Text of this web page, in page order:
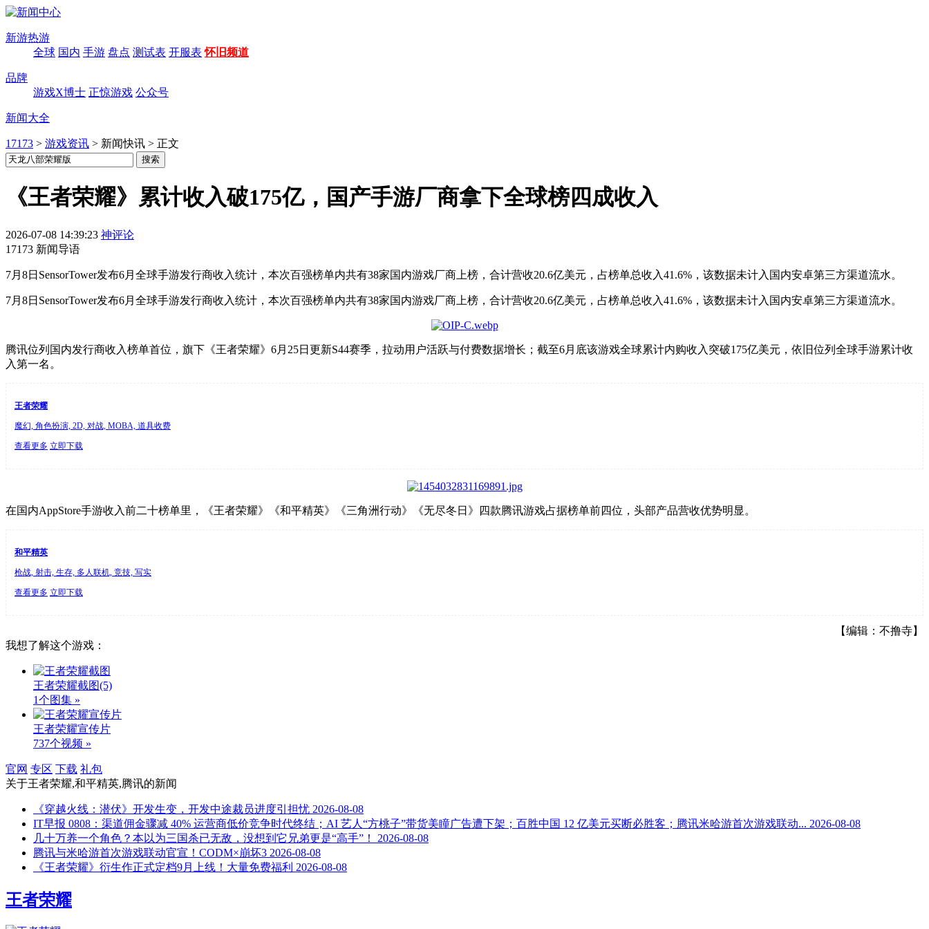
新游热游
全球 国内 手游 盘点 测试表 开服表 怀旧频道
品牌
游戏X博士 正惊游戏 公众号
新闻大全
17173 > 游戏资讯 > 新闻快讯 > 正文
《王者荣耀》累计收入破175亿，国产手游厂商拿下全球榜四成收入
2026-07-08 14:39:23 神评论
17173 新闻导语
7月8日SensorTower发布6月全球手游发行商收入统计，本次百强榜单内共有38家国内游戏厂商上榜，合计营收20.6亿美元，占榜单总收入41.6%，该数据未计入国内安卓第三方渠道流水。
7月8日SensorTower发布6月全球手游发行商收入统计，本次百强榜单内共有38家国内游戏厂商上榜，合计营收20.6亿美元，占榜单总收入41.6%，该数据未计入国内安卓第三方渠道流水。
腾讯位列国内发行商收入榜单首位，旗下《王者荣耀》6月25日更新S44赛季，拉动用户活跃与付费数据增长；截至6月底该游戏全球累计内购收入突破175亿美元，依旧位列全球手游累计收
入第一名。
王者荣耀
魔幻, 角色扮演, 2D, 对战, MOBA, 道具收费
查看更多 立即下载
在国内AppStore手游收入前二十榜单里，《王者荣耀》《和平精英》《三角洲行动》《无尽冬日》四款腾讯游戏占据榜单前四位，头部产品营收优势明显。
和平精英
枪战, 射击, 生存, 多人联机, 竞技, 写实
查看更多 立即下载
【编辑：不撸寺】
我想了解这个游戏：
王者荣耀截图(5)
1个图集 »
王者荣耀宣传片
737个视频 »
官网 专区 下载 礼包
关于王者荣耀,和平精英,腾讯的新闻
《穿越火线：潜伏》开发生变，开发中途裁员进度引担忧 2026-08-08
IT早报 0808：渠道佣金骤减 40% 运营商低价竞争时代终结；AI 艺人“方桃子”带货美瞳广告遭下架；百胜中国 12 亿美元买断必胜客；腾讯米哈游首次游戏联动... 2026-08-08
几十万养一个角色？本以为三国杀已无敌，没想到它兄弟更是“高手”！
2026-08-08
腾讯与米哈游首次游戏联动官宣！CODM×崩坏3 2026-08-08
《王者荣耀》衍生作正式定档9月上线！大量免费福利 2026-08-08
王者荣耀